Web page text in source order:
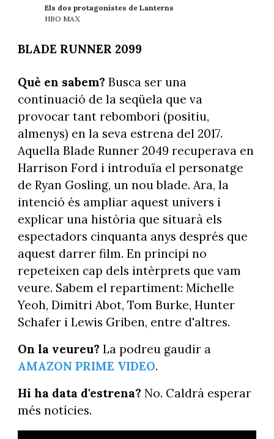
Els dos protagonistes de Lanterns
HBO MAX
BLADE RUNNER 2099
Què en sabem? Busca ser una
continuació de la seqüela que va
provocar tant rebombori (positiu,
almenys) en la seva estrena del 2017.
Aquella Blade Runner 2049 recuperava en
Harrison Ford i introduïa el personatge
de Ryan Gosling, un nou blade. Ara, la
intenció és ampliar aquest univers i
explicar una història que situarà els
espectadors cinquanta anys després que
aquest darrer film. En principi no
repeteixen cap dels intèrprets que vam
veure. Sabem el repartiment: Michelle
Yeoh, Dimitri Abot, Tom Burke, Hunter
Schafer i Lewis Griben, entre d'altres.
On la veureu? La podreu gaudir a
AMAZON PRIME VIDEO.
Hi ha data d'estrena? No. Caldrà esperar
més notícies.